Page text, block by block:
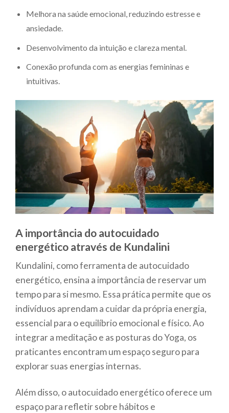
Melhora na saúde emocional, reduzindo estresse e
ansiedade.
Desenvolvimento da intuição e clareza mental.
Conexão profunda com as energias femininas e
intuitivas.
A importância do autocuidado
energético através de Kundalini
Kundalini, como ferramenta de autocuidado
energético, ensina a importância de reservar um
tempo para si mesmo. Essa prática permite que os
indivíduos aprendam a cuidar da própria energia,
essencial para o equilíbrio emocional e físico. Ao
integrar a meditação e as posturas do Yoga, os
praticantes encontram um espaço seguro para
explorar suas energias internas.
Além disso, o autocuidado energético oferece um
espaço para refletir sobre hábitos e